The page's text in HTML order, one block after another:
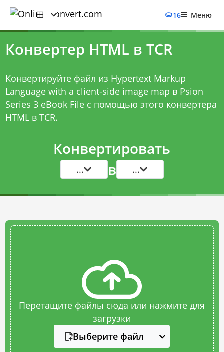
16 Меню
Конвертер HTML в TCR
Конвертируйте файл из Hypertext Markup
Language with a client-side image map в Psion
Series 3 eBook File с помощью этого конвертера
HTML в TCR.
Конвертировать
... в ...
Перетащите файлы сюда или нажмите для
загрузки
Выберите файл